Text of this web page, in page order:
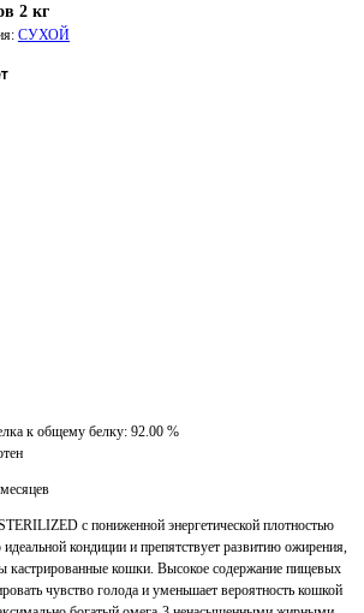
2 кг
СУХОЙ
к общему белку: 92.00 %
с пониженной энергетической плотностью
кондиции и препятствует развитию ожирения,
кастрированные кошки. Высокое содержание пищевых
чувство голода и уменьшает вероятность кошкой